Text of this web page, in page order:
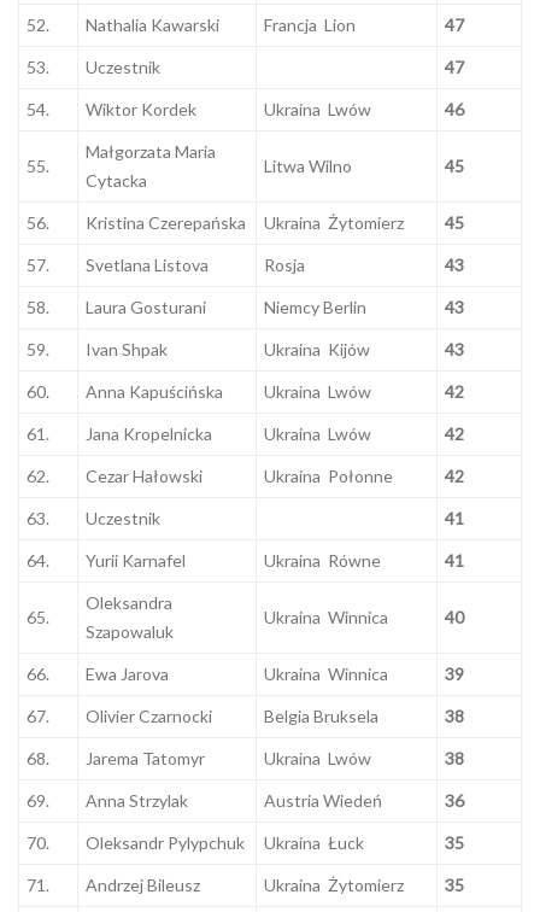
52. Nathalia Kawarski Francja Lion 47
53. Uczestnik 47
54. Wiktor Kordek Ukraina Lwów 46
55.
Małgorzata Maria
Cytacka
Litwa Wilno 45
56. Kristina Czerepańska Ukraina Żytomierz 45
57. Svetlana Listova Rosja 43
58. Laura Gosturani Niemcy Berlin 43
59. Ivan Shpak Ukraina Kijów 43
60. Anna Kapuścińska Ukraina Lwów 42
61. Jana Kropelnicka Ukraina Lwów 42
62. Cezar Hałowski Ukraina Połonne 42
63. Uczestnik 41
64. Yurii Karnafel Ukraina Równe 41
65.
Oleksandra
Szapowaluk
Ukraina Winnica 40
66. Ewa Jarova Ukraina Winnica 39
67. Olivier Czarnocki Belgia Bruksela 38
68. Jarema Tatomyr Ukraina Lwów 38
69. Anna Strzylak Austria Wiedeń 36
70. Oleksandr Pylypchuk Ukraina Łuck 35
71. Andrzej Bileusz Ukraina Żytomierz 35